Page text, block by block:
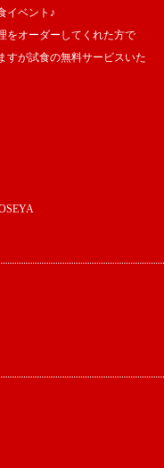
ベント♪
をオーダーしてくれた方で
すが試食の無料サービスいた